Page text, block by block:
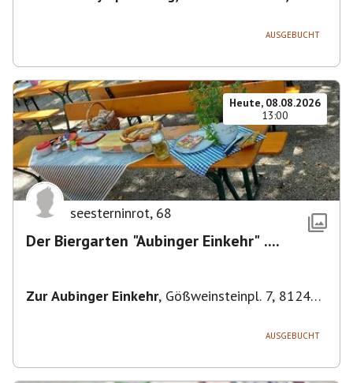
AUSGEBUCHT
Heute, 08.08.2026
13:00
seesterninrot, 68
Der Biergarten "Aubinger Einkehr" ....
Zur Aubinger Einkehr, Gößweinsteinpl. 7, 81249
AUSGEBUCHT